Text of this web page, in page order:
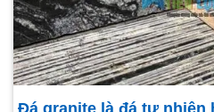
Đá granite là đá tự nhiên